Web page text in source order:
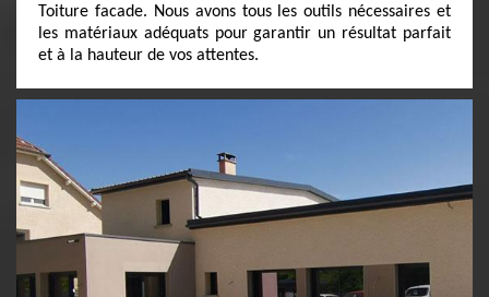
Toiture facade. Nous avons tous les outils nécessaires et
les matériaux adéquats pour garantir un résultat parfait
et à la hauteur de vos attentes.